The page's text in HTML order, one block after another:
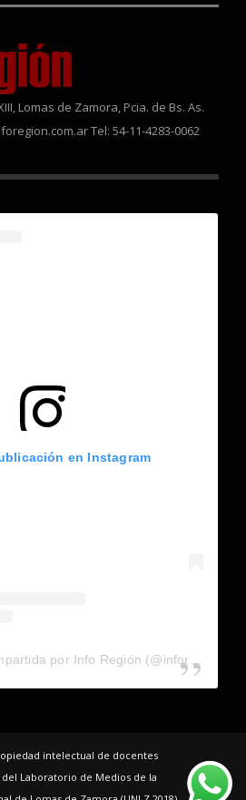
Lomas de Zamora, Pcia. de Bs. As.
Tel: 54-11-4283-0062
en Instagram
intelectual de docentes
Laboratorio de Medios de la